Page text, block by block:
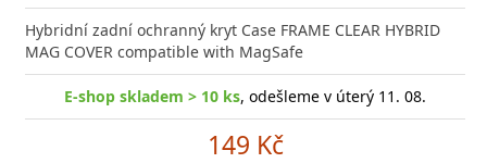
Hybridní zadní ochranný kryt Case FRAME CLEAR HYBRID
MAG COVER compatible with MagSafe
E-shop skladem > 10 ks, odešleme v úterý 11. 08.
149 Kč